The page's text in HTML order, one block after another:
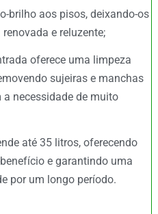
brilho aos pisos, deixando-os
e reluzente;
oferece uma limpeza
sujeiras e manchas
necessidade de muito
até 35 litros, oferecendo
e garantindo uma
por um longo período.